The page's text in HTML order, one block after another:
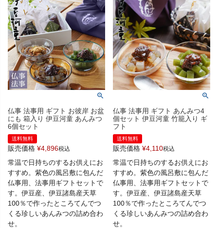
仏事 法事用 ギフト お彼岸 お盆
にも 箱入り 伊豆河童 あんみつ
6個セット
送料無料
販売価格 ¥4,896税込
常温で日持ちのするお供えにお
すすめ。紫色の風呂敷に包んだ
仏事用、法事用ギフトセットで
す。伊豆産、伊豆諸島産天草
100％で作ったところてんでつ
くる珍しいあんみつの詰め合わ
せ。
仏事 法事用 ギフト あんみつ4
個セット 伊豆河童 竹籠入り ギ
フト
送料無料
販売価格 ¥4,110税込
常温で日持ちのするお供えにお
すすめ。紫色の風呂敷に包んだ
仏事用、法事用ギフトセットで
す。伊豆産、伊豆諸島産天草
100％で作ったところてんでつ
くる珍しいあんみつの詰め合わ
せ。